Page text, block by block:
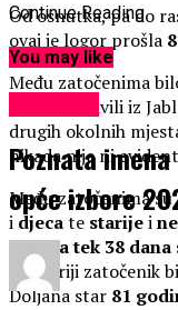
Od osnutka, pa do
ovaj je logor prošla
Među zatočenima
ostali bili civili iz
drugih okolnih
nikada nije ni
Među zatočenima su
i djecate starijei
jebeba tek 38 dana
najstariji zatočenik
Doljana star 81
Continue Reading
You may like
Poznata
opće izbore